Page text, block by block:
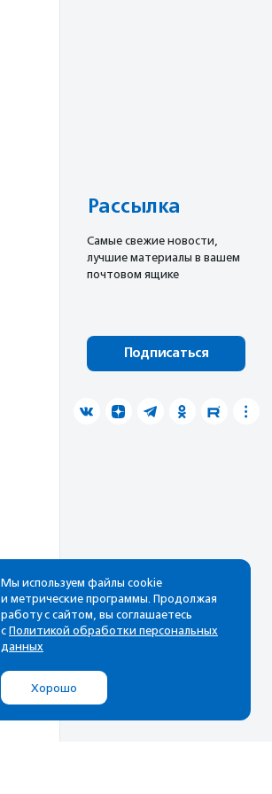
Рассылка
Cамые свежие новости,
лучшие материалы в вашем
почтовом ящике
Подписаться
Мы используем файлы cookie
и метрические программы. Продолжая
работу с сайтом, вы соглашаетесь
с Политикой обработки персональных
данных
Хорошо